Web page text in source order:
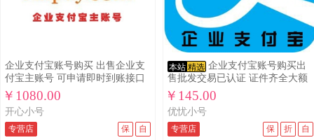
企业支付宝账号购买 出售企业支
付宝主账号 可申请即时到账接口
带
￥1080.00
开心小号
专营店 自
保
本站 精选 企业支付宝账号购买出
售批发交易已认证 证件齐全大额
收款必备安全
￥145.00
优忧小号
专营店 自
折
保